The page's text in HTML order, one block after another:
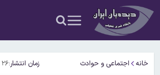
خانه اجتماعی و حوادث زمان انتشار:۲۶ مرداد ۱۴۰۴